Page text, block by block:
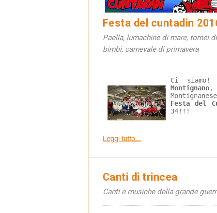
Festa del cuntadin
Paella, lumachine di mare, tornei
bimbi, carnevale di primavera
Ci siamo!
Montignano,
Festa del
34!!!
Leggi tutto...
Canti di trincea
Canti e musiche della grande